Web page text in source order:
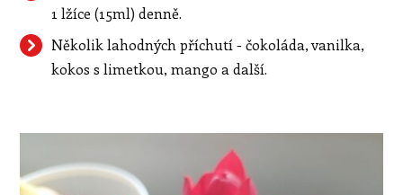
1 lžíce (15ml) denně.
Několik lahodných příchutí - čokoláda, vanilka,
kokos s limetkou, mango a další.